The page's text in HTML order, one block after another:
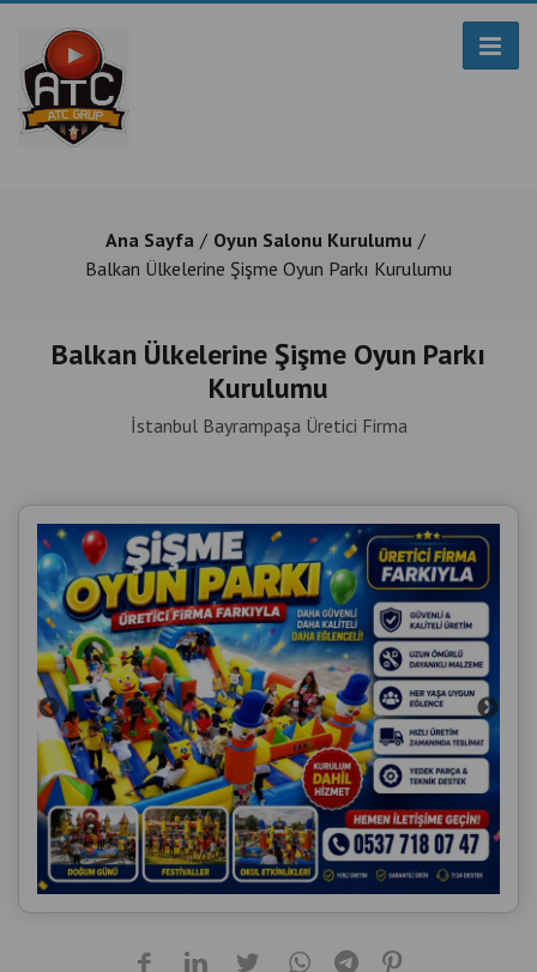
Ana Sayfa
Oyun Salonu Kurulumu
Balkan Ülkelerine Şişme Oyun Parkı Kurulumu
Balkan Ülkelerine Şişme Oyun Parkı
Kurulumu
İstanbul Bayrampaşa Üretici Firma